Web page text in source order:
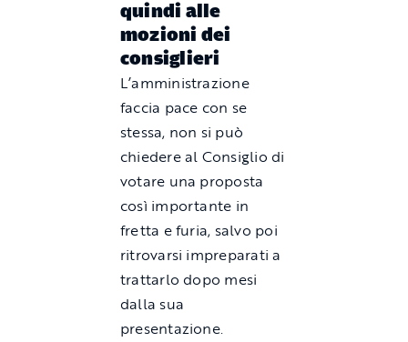
quindi alle
mozioni dei
consiglieri
L’amministrazione
faccia pace con se
stessa, non si può
chiedere al Consiglio di
votare una proposta
così importante in
fretta e furia, salvo poi
ritrovarsi impreparati a
trattarlo dopo mesi
dalla sua
presentazione.